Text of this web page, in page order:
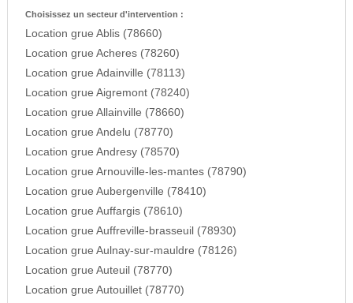
Choisissez un secteur d'intervention :
Location grue Ablis (78660)
Location grue Acheres (78260)
Location grue Adainville (78113)
Location grue Aigremont (78240)
Location grue Allainville (78660)
Location grue Andelu (78770)
Location grue Andresy (78570)
Location grue Arnouville-les-mantes (78790)
Location grue Aubergenville (78410)
Location grue Auffargis (78610)
Location grue Auffreville-brasseuil (78930)
Location grue Aulnay-sur-mauldre (78126)
Location grue Auteuil (78770)
Location grue Autouillet (78770)